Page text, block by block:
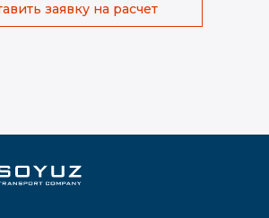
заявку на расчет